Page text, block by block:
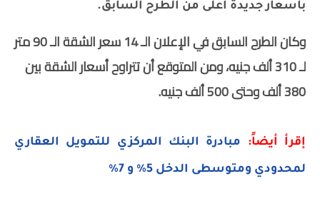
بأسعار جديدة أعلى من الطرح السابق.
وكان الطرح السابق في الإعلان الـ 14 سعر الشقة الـ 90 متر
لـ 310 ألف جنيه، ومن المتوقع أن تتراوح أسعار الشقة بين
380 ألف وحتى 500 ألف جنيه.
إقرأ أيضاً: مبادرة البنك المركزي للتمويل العقاري
لمحدودي ومتوسطى الدخل 5% و 7%